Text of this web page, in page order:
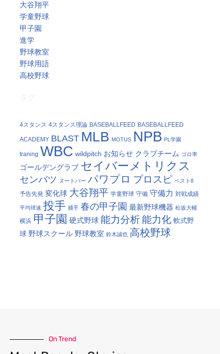
大谷翔平
学童野球
甲子園
進学
野球教室
野球用語
高校野球
4スタンス 4スタンス理論 BASEBALLFEED BASEBALLFEED
ACADEMY BLAST MLB MOTUS NPB PL学園
traning WBC wildpitch お知らせ クラブチーム ゴロ率
ゴールデングラブ セイバーメトリクス
センバツ ヌートバー パワプロ プロスピ ベスト8
予告先発 変化球 大谷翔平 学童野球 守備 守備力 対戦成績
平均球速 投手 捕手 春の甲子園 最新野球機器 松坂大輔
横浜 甲子園 硬式野球 能力分析能力化 軟式野
球 野球スクール 野球教室 鈴木誠也 高校野球
On Trend